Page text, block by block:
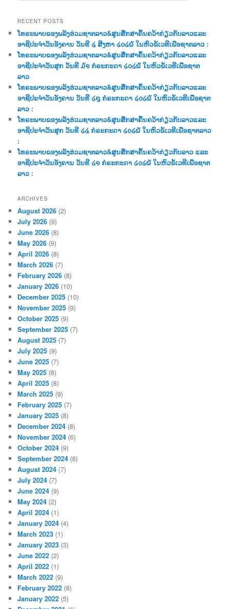
r
c
h
RECENT POSTS
ໂທຣະພາບຂອງພລັງຮ່ວມຊາຕລາວ&ສູນສືກສາຄົ້ນຄວ້າກ່ຽວກັບລາວແລະ
ອາຊີປະຈຳວັນອັງຄານ ວັນທີ ໔ ສີງຫາ ໒໐໒໖ ໃນຫົວຂໍ້ເວທີເພື່ອຊາຕລາວ :
ໂທຣະພາບຂອງພລັງຮ່ວມຊາຕລາວ&ສູນສືກສາຄົ້ນຄວ້າກ່ຽວກັບລາວແລະ
ອາຊີປະຈຳວັນສຸກ ວັນທີ ໓໑ ກໍຣະກະດາ ໒໐໒໖ ໃນຫົວຂໍ້ເວທີເພື່ອຊາຕ
ລາວ
ໂທຣະພາບຂອງພລັງຮ່ວມຊາຕລາວ&ສູນສືກສາຄົ້ນຄວ້າກ່ຽວກັບລາວແລະ
ອາຊີປະຈຳວັນອັງຄານ ວັນທີ ໒໘ ກໍຣະກະດາ ໒໐໒໖ ໃນຫົວຂໍ້ເວທີເພື່ອຊາຕ
ລາວ :
ໂທຣະພາບຂອງພລັງຮ່ວມຊາຕລາວ&ສູນສືກສາຄົ້ນຄວ້າກ່ຽວກັບລາວແລະ
ອາຊີປະຈຳວັນສຸກ ວັນທີ ໒໔ ກໍຣະກະດາ ໒໐໒໖ ໃນຫົວຂໍ້ເວທີເພື່ອຊາຕລາວ
:
ໂທຣະພາບຂອງພລັງຮ່ວມຊາຕລາວ&ສູນສືກສາຄົ້ນຄວ້າກ່ຽວກັບລາວ ແລະ
ອາຊີປະຈຳວັນອັງຄານ ວັນທີ ໒໑ ກໍຣະກະດາ ໒໐໒໖ ໃນຫົວຂໍ້ເວທີເພື່ອຊາຕ
ລາວ :
ARCHIVES
August 2026 (2)
July 2026 (9)
June 2026 (8)
May 2026 (9)
April 2026 (8)
March 2026 (7)
February 2026 (8)
January 2026 (10)
December 2025 (10)
November 2025 (9)
October 2025 (9)
September 2025 (7)
August 2025 (7)
July 2025 (9)
June 2025 (7)
May 2025 (8)
April 2025 (8)
March 2025 (9)
February 2025 (7)
January 2025 (8)
December 2024 (8)
November 2024 (6)
October 2024 (9)
September 2024 (8)
August 2024 (7)
July 2024 (7)
June 2024 (9)
May 2024 (2)
April 2024 (1)
January 2024 (4)
March 2023 (1)
January 2023 (3)
June 2022 (2)
April 2022 (1)
March 2022 (9)
February 2022 (8)
January 2022 (5)